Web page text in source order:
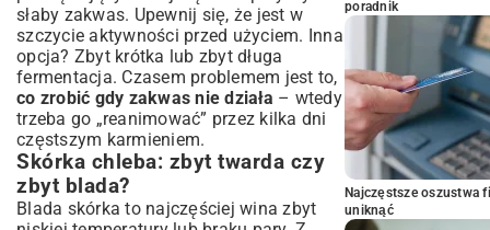
słaby zakwas. Upewnij się, że jest w
szczycie aktywności przed użyciem. Inna
opcja? Zbyt krótka lub zbyt długa
fermentacja. Czasem problemem jest to,
co zrobić gdy zakwas nie działa – wtedy
trzeba go „reanimować” przez kilka dni
częstszym karmieniem.
Skórka chleba: zbyt twarda czy
zbyt blada?
Blada skórka to najczęściej wina zbyt
poradnik
Najczęstsze oszustwa
uniknąć